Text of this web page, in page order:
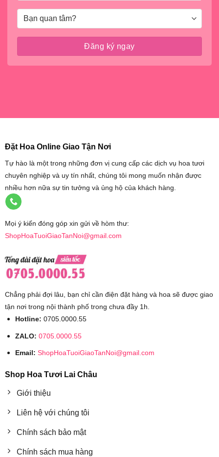
Đặt Hoa Online Giao Tận Nơi
Tự hào là một trong những đơn vị cung cấp các dịch vụ hoa tươi
chuyên nghiệp và uy tín nhất, chúng tôi mong muốn nhận được
nhiều hơn nữa sự tin tưởng và ủng hộ của khách hàng.
Mọi ý kiến đóng góp xin gửi về hòm thư:
ShopHoaTuoiGiaoTanNoi@gmail.com
Chẳng phải đợi lâu, bạn chỉ cần điện đặt hàng và hoa sẽ được giao
tận nơi trong nội thành phố trong chưa đầy 1h.
Hotline: 0705.0000.55
ZALO: 0705.0000.55
Email: ShopHoaTuoiGiaoTanNoi@gmail.com
Shop Hoa Tươi Lai Châu
Giới thiệu
Liên hệ với chúng tôi
Chính sách bảo mật
Chính sách mua hàng